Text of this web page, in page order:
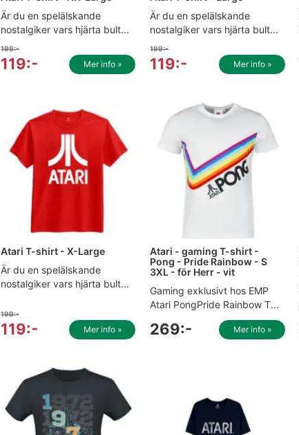
Är du en spelälskande
nostalgiker vars hjärta bult...
199:-
119:- Mer info »
Är du en spelälskande
nostalgiker vars hjärta bult...
199:-
119:- Mer info »
Atari T-shirt - X-Large
Är du en spelälskande
nostalgiker vars hjärta bult...
199:-
119:- Mer info »
Atari - gaming T-shirt -
Pong - Pride Rainbow - S
3XL - för Herr - vit
Gaming exklusivt hos EMP
Atari PongPride Rainbow T...
269:- Mer info »